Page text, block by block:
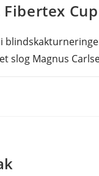
Cup
slog Magnus